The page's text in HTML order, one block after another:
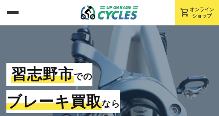
shopping_cart オンライン
ショップ
習志野市での
ブレーキ買取なら